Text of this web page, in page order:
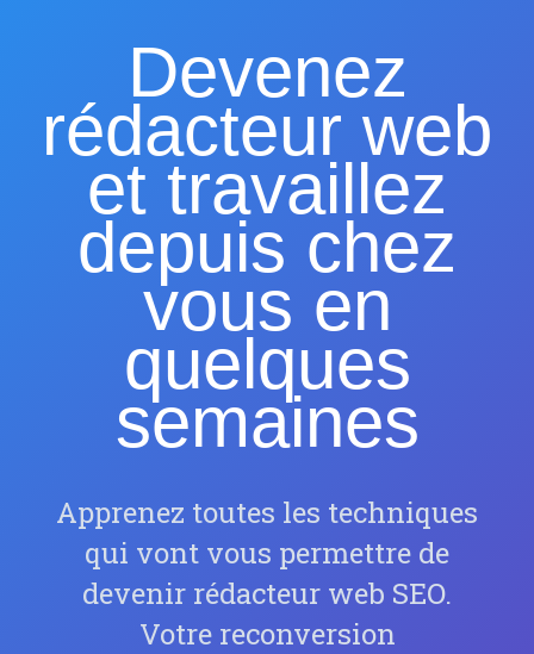
Devenez
rédacteur web
et travaillez
depuis chez
vous en
quelques
semaines
Apprenez toutes les techniques
qui vont vous permettre de
devenir rédacteur web SEO.
Votre reconversion